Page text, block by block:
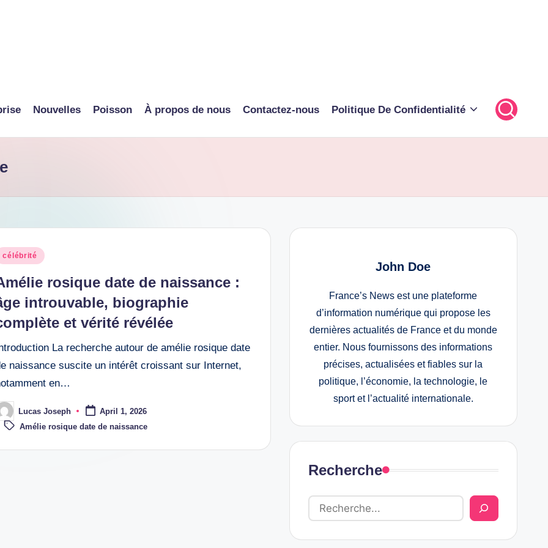
Nouvelles Poisson À propos de nous Contactez-nous Politique De Confidentialité
célébrité
rosique date de naissance :
introuvable, biographie
et vérité révélée
La recherche autour de amélie rosique date
naissance suscite un intérêt croissant sur Internet,
en…
Lucas Joseph April 1, 2026
Tags:
Amélie rosique date de naissance
John Doe
France’s News est une plateforme
d’information numérique qui propose les
dernières actualités de France et du monde
entier. Nous fournissons des informations
précises, actualisées et fiables sur la
politique, l’économie, la technologie, le
sport et l’actualité internationale.
Recherche